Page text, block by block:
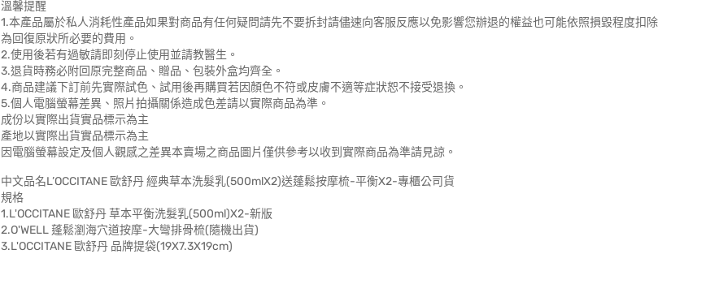
溫馨提醒
1.本產品屬於私人消耗性產品如果對商品有任何疑問請先不要拆封請儘速向客服反應以免影響您辦退的權益也可能依照損毀程度扣除
為回復原狀所必要的費用。
2.使用後若有過敏請即刻停止使用並請教醫生。
3.退貨時務必附回原完整商品、贈品、包裝外盒均齊全。
4.商品建議下訂前先實際試色、試用後再購買若因顏色不符或皮膚不適等症狀恕不接受退換。
5.個人電腦螢幕差異、照片拍攝關係造成色差請以實際商品為準。
成份以實際出貨實品標示為主
產地以實際出貨實品標示為主
因電腦螢幕設定及個人觀感之差異本賣場之商品圖片僅供參考以收到實際商品為準請見諒。
中文品名L’OCCITANE 歐舒丹 經典草本洗髮乳(500mlX2)送蓬鬆按摩梳-平衡X2-專櫃公司貨
規格
1.L'OCCITANE 歐舒丹 草本平衡洗髮乳(500ml)X2-新版
2.O'WELL 蓬鬆瀏海穴道按摩-大彎排骨梳(隨機出貨)
3.L'OCCITANE 歐舒丹 品牌提袋(19X7.3X19cm)